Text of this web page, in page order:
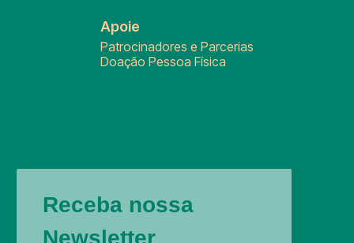
Apoie
Patrocinadores e Parcerias
Doação Pessoa Física